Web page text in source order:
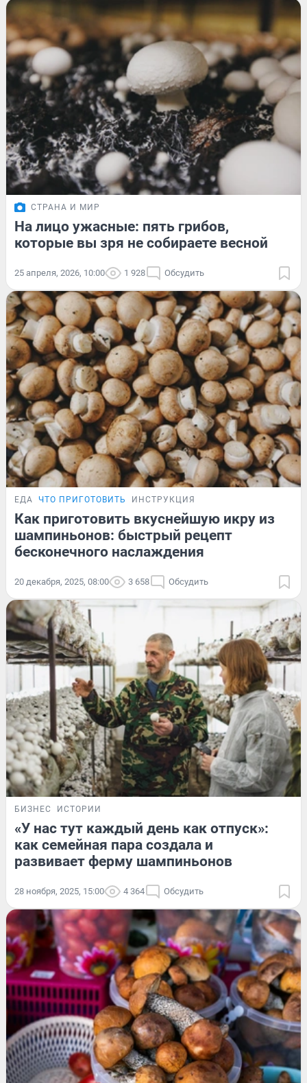
СТРАНА И МИР
На лицо ужасные: пять грибов,
которые вы зря не собираете весной
25 апреля, 2026, 10:00 1 928 Обсудить
ЕДА ЧТО ПРИГОТОВИТЬ ИНСТРУКЦИЯ
Как приготовить вкуснейшую икру из
шампиньонов: быстрый рецепт
бесконечного наслаждения
20 декабря, 2025, 08:00 3 658 Обсудить
БИЗНЕС ИСТОРИИ
«У нас тут каждый день как отпуск»:
как семейная пара создала и
развивает ферму шампиньонов
28 ноября, 2025, 15:00 4 364 Обсудить